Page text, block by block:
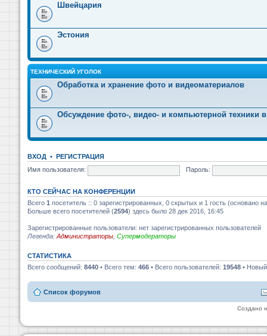
Швейцария
Эстония
ТЕХНИЧЕСКИЙ УГОЛОК
Обработка и хранение фото и видеоматериалов
Обсуждение фото-, видео- и компьютерной техники в
ВХОД • РЕГИСТРАЦИЯ
Имя пользователя:
Пароль:
КТО СЕЙЧАС НА КОНФЕРЕНЦИИ
Всего 1 посетитель :: 0 зарегистрированных, 0 скрытых и 1 гость (основано
Больше всего посетителей (2594) здесь было 28 дек 2016, 16:45
Зарегистрированные пользователи: нет зарегистрированных пользователей
Легенда: Администраторы Супермодераторы
СТАТИСТИКА
Всего сообщений: 8440 • Всего тем: 466 • Всего пользователей: 19548 •
Список форумов
Создано